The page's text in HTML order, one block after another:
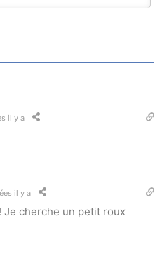
il y a
il y a
Je cherche un petit roux